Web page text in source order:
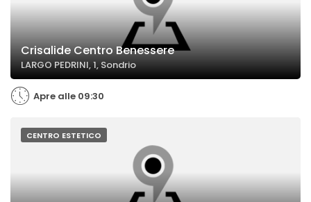
Crisalide Centro Benessere
LARGO PEDRINI, 1, Sondrio
Apre alle 09:30
CENTRO ESTETICO